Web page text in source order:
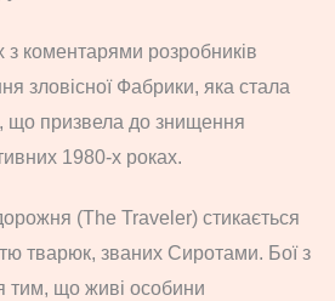
з коментарями розробників
зловісної Фабрики, яка стала
що призвела до знищення
1980-х роках.
(The Traveler) стикається
тварюк, званих Сиротами. Бої з
тим, що живі особини